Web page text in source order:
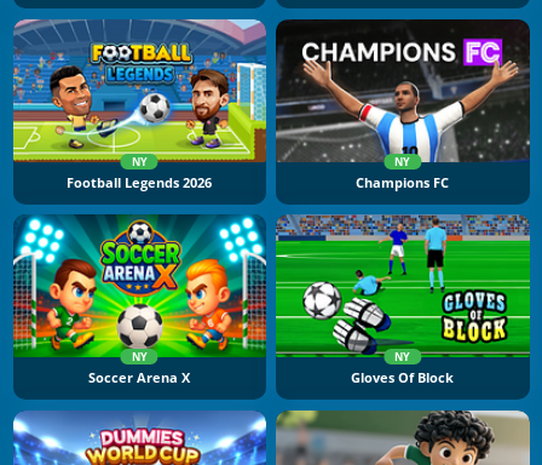
NY
Football Legends 2026
NY
Champions FC
NY
Soccer Arena X
NY
Gloves Of Block